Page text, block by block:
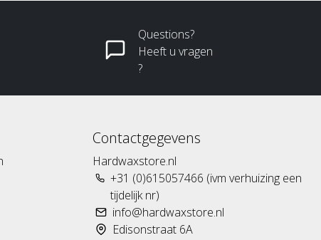
Questions?
Heeft u vragen
?
Contactgegevens
Hardwaxstore.nl
+31 (0)615057466 (ivm verhuizing een
tijdelijk nr)
info@hardwaxstore.nl
Edisonstraat 6A